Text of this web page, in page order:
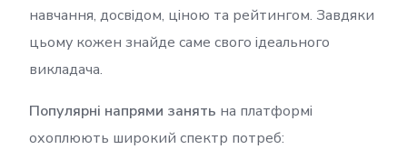
навчання, досвідом, ціною та рейтингом. Завдяки
цьому кожен знайде саме свого ідеального
викладача.
Популярні напрями занять на платформі
охоплюють широкий спектр потреб: